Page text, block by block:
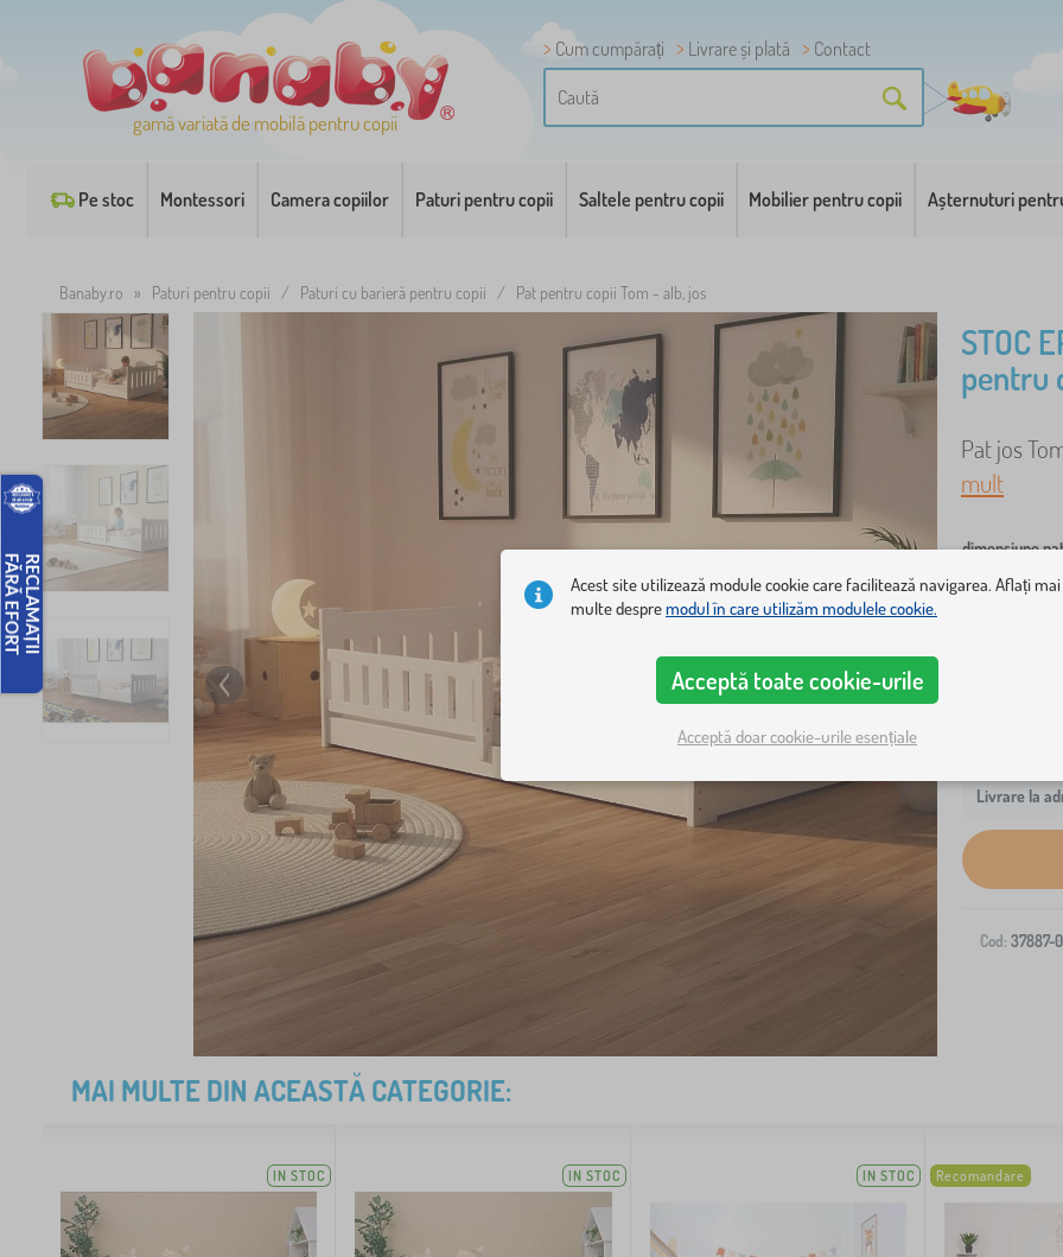
gamă variată de mobilă pentru copii
Cum cumpărați Livrare și plată
Contact
Pe stoc Montessori Camera copiilor Paturi pentru copii Saltele pentru copii Mobilier pentru copii Așternuturi
Banaby.ro » Paturi pentru copii / Paturi cu barieră pentru copii / Pat pentru copii Tom - alb, jos
STOC
pentru
Pat jos
mult
dimensiune
160x80 cm
Livrare la
Cod: 37887-0
MAI MULTE DIN ACEASTĂ CATEGORIE:
IN STOC IN STOC IN STOC Recomandare
Acest site utilizează module cookie care facilitează navigarea. Aflați mai
multe despremodul în care utilizăm modulele cookie.
Acceptă toate cookie-urile
Acceptă doar cookie-urile esențiale